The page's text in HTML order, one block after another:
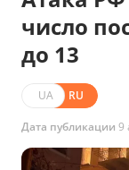
число
до 13
UA RU
Дата публикации 9